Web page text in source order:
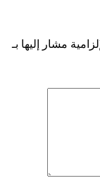
مشار إليها بـ